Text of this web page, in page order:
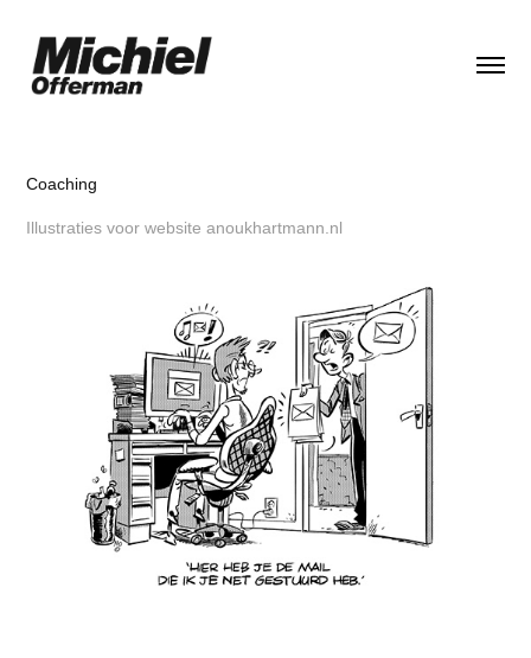
Coaching
Illustraties voor website anoukhartmann.nl